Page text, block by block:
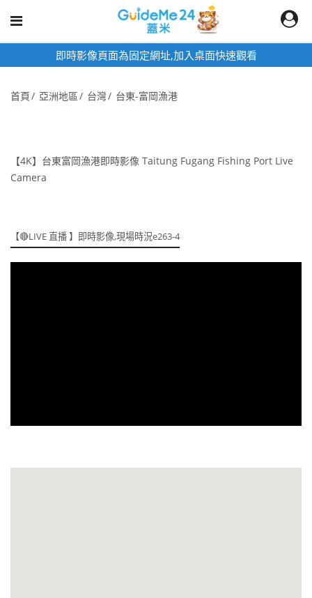
即時影像頁面為固定網址,加入桌面快速觀看
首頁 亞洲地區 台灣 台東-富岡漁港
【4K】台東富岡漁港即時影像 Taitung Fugang Fishing Port Live
Camera
【🔴LIVE 直播 】即時影像,現場時況e263-4